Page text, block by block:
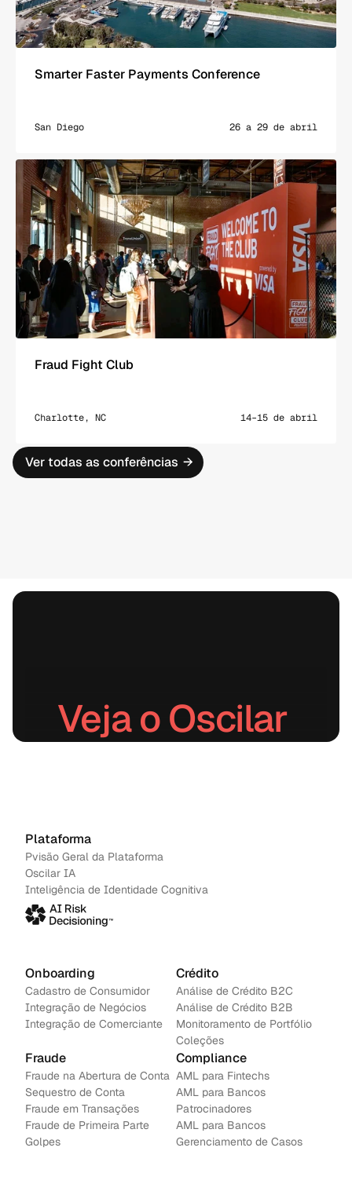
Smarter Faster Payments Conference
San Diego 26 a 29 de abril
Fraud Fight Club
Charlotte, NC 14–15 de abril
Ver todas as conferências →
Veja o Oscilar
Plataforma
Pvisão Geral da Plataforma
Oscilar IA
Inteligência de Identidade Cognitiva
Onboarding
Cadastro de Consumidor
Integração de Negócios
Integração de Comerciante
Crédito
Análise de Crédito B2C
Análise de Crédito B2B
Monitoramento de Portfólio
Coleções
Fraude
Fraude na Abertura de Conta
Sequestro de Conta
Fraude em Transações
Fraude de Primeira Parte
Golpes
Compliance
AML para Fintechs
AML para Bancos
Patrocinadores
AML para Bancos
Gerenciamento de Casos